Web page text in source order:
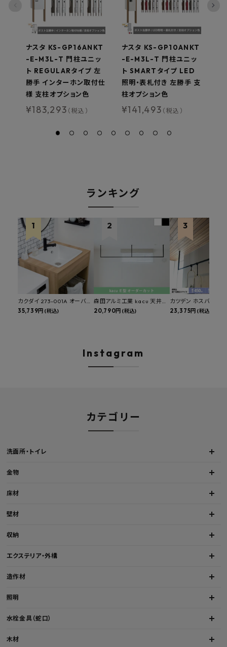
ナスタ KS-GP16ANKT
-E-M3L-T 門柱ユニッ
ト REGULARタイプ 左
勝手 インターホン取付仕
様 支柱オプション色
¥183,293 （税込）
ナスタ KS-GP10ANKT
-E-M3L-T 門柱ユニッ
ト SMARTタイプ LED
照明・表札付き 左勝手 支
柱オプション色
¥141,493 （税込）
ランキング
カクダイ 273-001A オーバー
カウンタースロップシンク 選
35,739円 (税込)
森田アルミ工業 kacu 天井付
け物干し E型 サイズオーダー
20,790円 (税込)
カツデン ホスバ 天井
物干し 標準サイズ ス
23,375円 (税込)
Instagram
カテゴリー
洗面所・トイレ
金物
床材
壁材
収納
エクステリア・外構
造作材
照明
水栓金具（蛇口）
木材